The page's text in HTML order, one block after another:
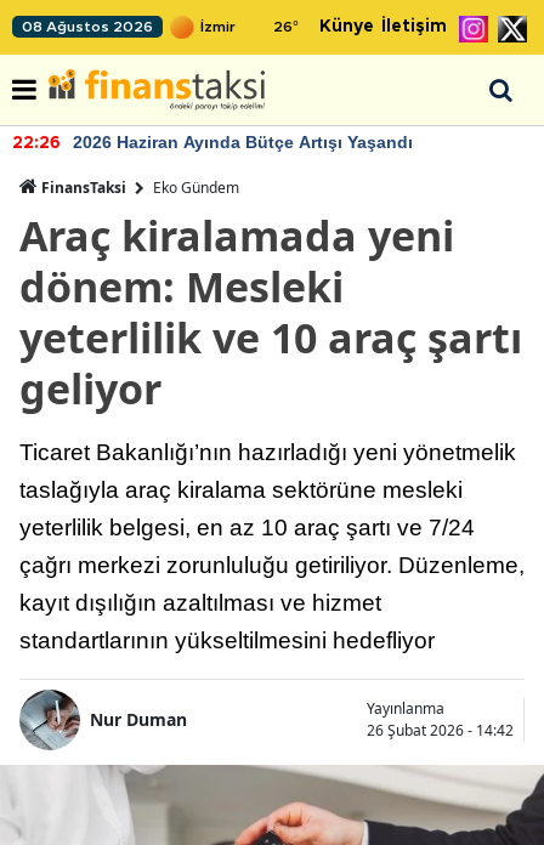
08 Ağustos 2026 26° Künye İletişim
22:26 2026 Haziran Ayında Bütçe Artışı Yaşandı
FinansTaksi Eko Gündem
Araç kiralamada yeni
dönem: Mesleki
yeterlilik ve 10 araç şartı
geliyor
Ticaret Bakanlığı’nın hazırladığı yeni yönetmelik
taslağıyla araç kiralama sektörüne mesleki
yeterlilik belgesi, en az 10 araç şartı ve 7/24
çağrı merkezi zorunluluğu getiriliyor. Düzenleme,
kayıt dışılığın azaltılması ve hizmet
standartlarının yükseltilmesini hedefliyor
Nur Duman
Yayınlanma
26 Şubat 2026 - 14:42